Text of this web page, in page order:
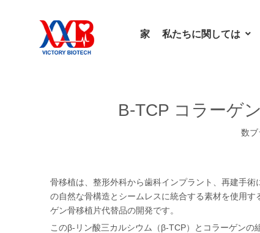
家 私たちに関しては
Β-TCP コラーゲ
数ブ
骨移植は、整形外科から歯科インプラント、再建手
の自然な骨構造とシームレスに統合する素材を使用
ゲン骨移植片代替品の開発です。
このβ-リン酸三カルシウム（β-TCP）とコラーゲン